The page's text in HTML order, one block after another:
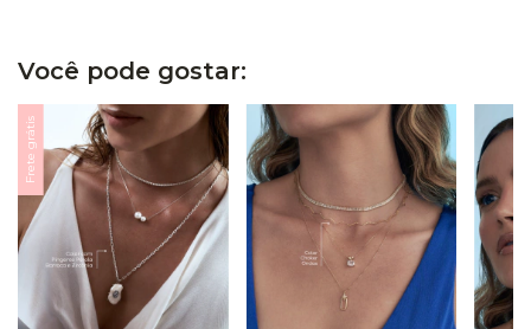
Você pode gostar:
Frete grátis